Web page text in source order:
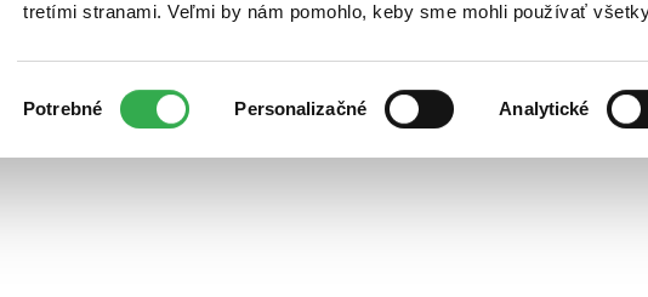
tretími stranami. Veľmi by nám pomohlo, keby sme mohli používať
súhlasu
Potrebné Personalizačné Analytické